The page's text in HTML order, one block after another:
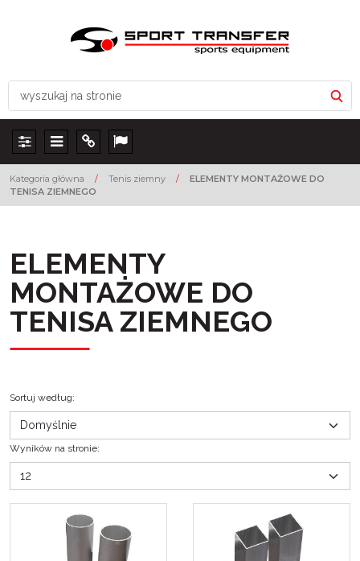
Panel Menu Info Lang
Kategoria główna / Tenis ziemny /
ELEMENTY MONTAŻOWE DO
TENISA ZIEMNEGO
ELEMENTY
MONTAŻOWE DO
TENISA ZIEMNEGO
Sortuj według:
Wyników na stronie: